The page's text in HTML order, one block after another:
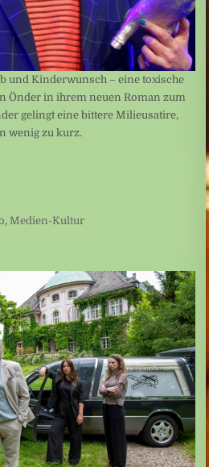
und Kinderwunsch – eine toxische
Önder in ihrem neuen Roman zum
gelingt eine bittere Milieusatire,
wenig zu kurz.
, Medien-Kultur